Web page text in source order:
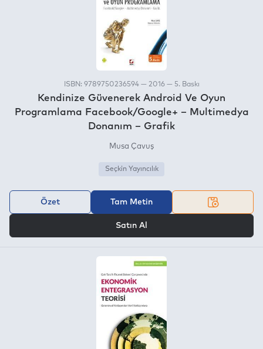
ISBN: 9789750236594 — 2016 — 5. Baskı
Kendinize Güvenerek Android Ve Oyun
Programlama Facebook/Google+ – Multimedya
Donanım – Grafik
Musa Çavuş
Seçkin Yayıncılık
Özet Tam Metin
Satın Al